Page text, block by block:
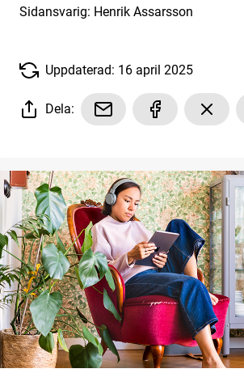
Sidansvarig: Henrik Assarsson
Uppdaterad: 16 april 2025
Dela: